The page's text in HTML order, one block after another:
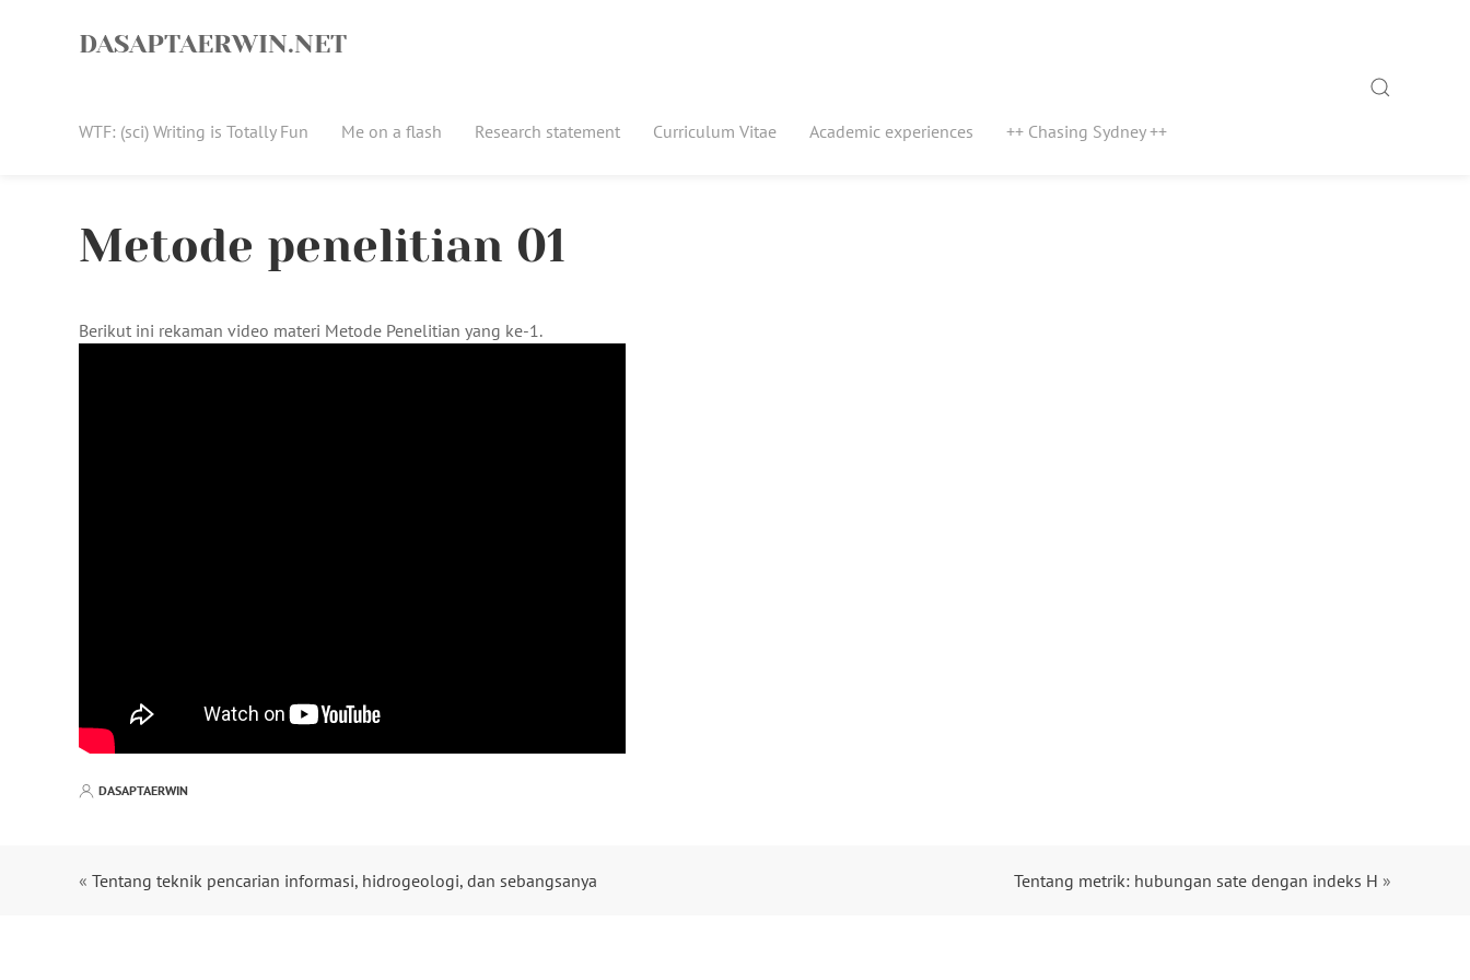
DASAPTAERWIN.NET
WTF: (sci) Writing is Totally Fun Me on a flash Research statement Curriculum Vitae Academic experiences ++ Chasing Sydney ++
Search
Metode penelitian 01
Berikut ini rekaman video materi Metode Penelitian yang ke-1.
DASAPTAERWIN
« Tentang teknik pencarian informasi, hidrogeologi, dan sebangsanya Tentang metrik: hubungan sate dengan indeks H »